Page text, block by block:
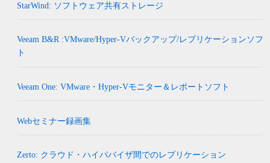
StarWind: ソフトウェア共有ストレージ
Veeam B&R :VMware/Hyper-Vバックアップ/レプリケーションソフ
ト
Veeam One: VMware・Hyper-Vモニター＆レポートソフト
Webセミナー録画集
Zerto: クラウド・ハイパバイザ間でのレプリケーション